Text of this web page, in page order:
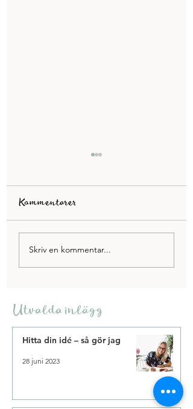
Pauser som ger mer
energi
Kommentarer
Skriv en kommentar...
Utvalda inlägg
Hitta din idé – så gör jag
28 juni 2023